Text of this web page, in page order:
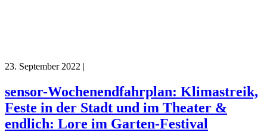
23. September 2022 |
sensor-Wochenendfahrplan: Klimastreik,
Feste in der Stadt und im Theater &
endlich: Lore im Garten-Festival